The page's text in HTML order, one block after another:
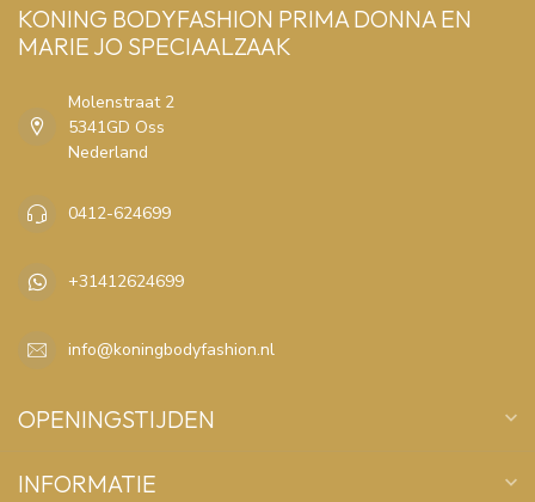
KONING BODYFASHION PRIMA DONNA EN
MARIE JO SPECIAALZAAK
Molenstraat 2
5341GD Oss
Nederland
0412-624699
+31412624699
info@koningbodyfashion.nl
OPENINGSTIJDEN
INFORMATIE